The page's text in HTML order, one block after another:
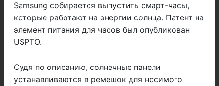
Samsung собирается выпустить смарт-часы,
которые работают на энергии солнца. Патент на
элемент питания для часов был опубликован
USPTO.
Судя по описанию, солнечные панели
устанавливаются в ремешок для носимого